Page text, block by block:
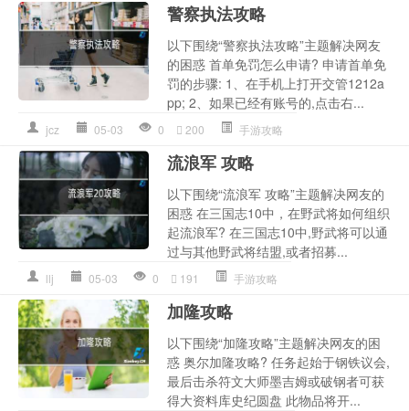
警察执法攻略
以下围绕“警察执法攻略”主题解决网友
的困惑 首单免罚怎么申请? 申请首单免
罚的步骤: 1、在手机上打开交管1212a
pp; 2、如果已经有账号的,点击右...
jcz 05-03 0 200 手游攻略
流浪军 攻略
以下围绕“流浪军 攻略”主题解决网友的
困惑 在三国志10中，在野武将如何组织
起流浪军? 在三国志10中,野武将可以通
过与其他野武将结盟,或者招募...
llj 05-03 0 191 手游攻略
加隆攻略
以下围绕“加隆攻略”主题解决网友的困
惑 奥尔加隆攻略? 任务起始于钢铁议会,
最后击杀符文大师墨吉姆或破钢者可获
得大资料库史纪圆盘 此物品将开...